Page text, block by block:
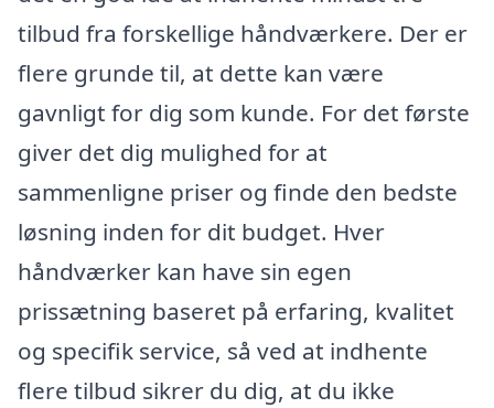
tilbud fra forskellige håndværkere. Der er
flere grunde til, at dette kan være
gavnligt for dig som kunde. For det første
giver det dig mulighed for at
sammenligne priser og finde den bedste
løsning inden for dit budget. Hver
håndværker kan have sin egen
prissætning baseret på erfaring, kvalitet
og specifik service, så ved at indhente
flere tilbud sikrer du dig, at du ikke